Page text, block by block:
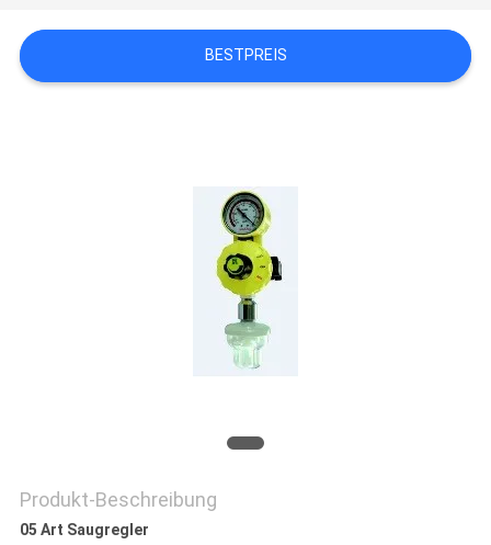
SIE
EIN
BESTPREIS
Produkt-Beschreibung
05 Art Saugregler